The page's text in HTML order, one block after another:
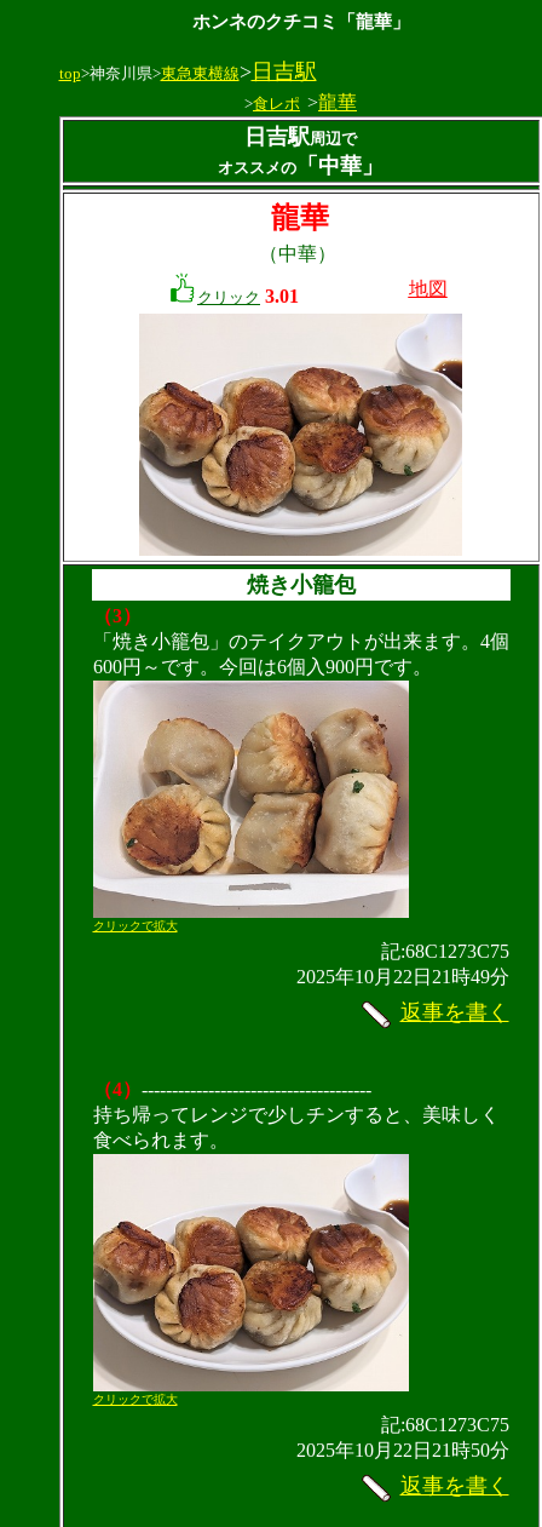
ホンネのクチコミ「龍華」
top>神奈川県>東急東横線>日吉駅
>食レポ >龍華
日吉駅周辺で
オススメの
「中華」
龍華
（中華）
クリック 3.01 地図
焼き小籠包
（3）
「焼き小籠包」のテイクアウトが出来ます。4個
600円～です。今回は6個入900円です。
クリックで拡大
記:68C1273C75
2025年10月22日21時49分
返事を書く
（4） --------------------------------------
持ち帰ってレンジで少しチンすると、美味しく
食べられます。
クリックで拡大
記:68C1273C75
2025年10月22日21時50分
返事を書く